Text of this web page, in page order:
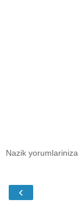
Nazik
‹